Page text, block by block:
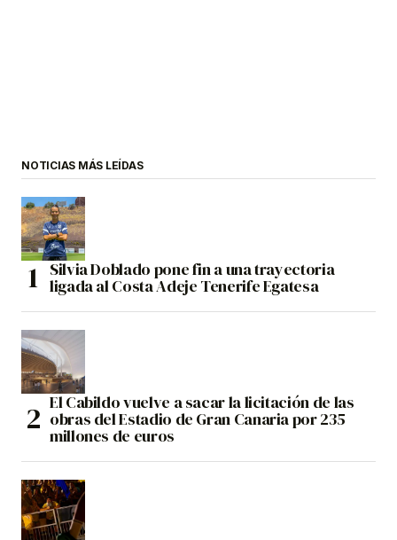
NOTICIAS MÁS LEÍDAS
Silvia Doblado pone fin a una trayectoria
ligada al Costa Adeje Tenerife Egatesa
El Cabildo vuelve a sacar la licitación de las
obras del Estadio de Gran Canaria por 235
millones de euros